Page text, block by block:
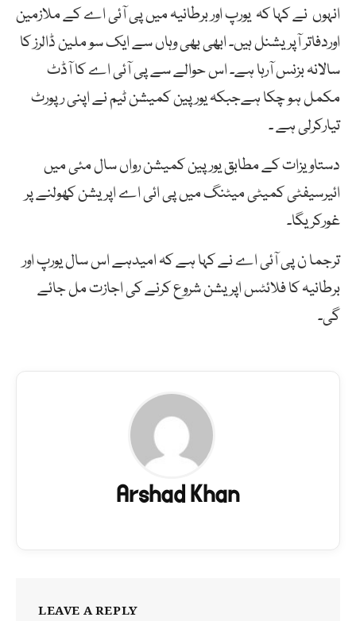
انہوں نے کہا کہ یورپ اور برطانیہ میں پی آئی اے کے ملازمین
اوردفاتر آپریشنل ہیں۔ ابھی بھی وہاں سے ایک سو ملین ڈالرز کا
سالانہ بزنس آرہا ہے۔ اس حوالے سے پی آئی اے کا آڈٹ
مکمل ہو چکا ہےجبکہ یورپین کمیشن ٹیم نے اپنی رپورٹ
تیارکرلی ہے ۔
دستاویزات کے مطابق یورپین کمیشن رواں سال مئی میں
ائیرسیفٹی کمیٹی میٹنگ میں پی ائی اے اپریشن کھولنے پر
غورکریگا۔
ترجما ن پی آئی اے نے کہا ہے کہ امیدہے اس سال یورپ اور
برطانیہ کا فلائٹس اپریشن شروع کرنے کی اجازت مل جائے
گی۔
Arshad Khan
LEAVE A REPLY